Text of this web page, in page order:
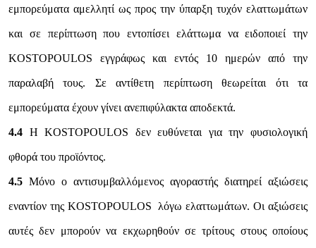
εμπορεύματα αμελλητί ως προς την ύπαρξη τυχόν ελαττωμάτων
και σε περίπτωση που εντοπίσει ελάττωμα να ειδοποιεί την
KOSTOPOULOS εγγράφως και εντός 10 ημερών από την
παραλαβή τους. Σε αντίθετη περίπτωση θεωρείται ότι τα
εμπορεύματα έχουν γίνει ανεπιφύλακτα αποδεκτά.
4.4 Η KOSTOPOULOS δεν ευθύνεται για την φυσιολογική
φθορά του προϊόντος.
4.5 Μόνο ο αντισυμβαλλόμενος αγοραστής διατηρεί αξιώσεις
εναντίον της KOSTOPOULOS λόγω ελαττωμάτων. Οι αξιώσεις
αυτές δεν μπορούν να εκχωρηθούν σε τρίτους στους οποίους